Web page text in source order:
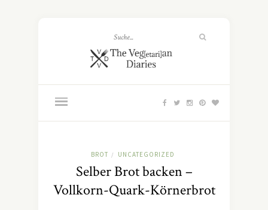
BROT / UNCATEGORIZED
Selber Brot backen –
Vollkorn-Quark-Körnerbrot